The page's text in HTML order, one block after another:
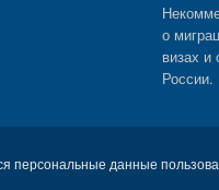
о
визах
России.
персональные данные